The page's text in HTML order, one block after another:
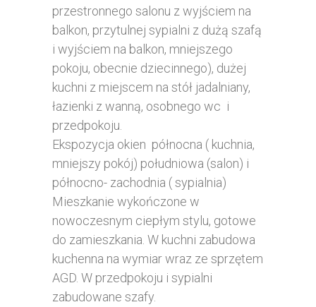
przestronnego salonu z wyjściem na
balkon, przytulnej sypialni z dużą szafą
i wyjściem na balkon, mniejszego
pokoju, obecnie dziecinnego), dużej
kuchni z miejscem na stół jadalniany,
łazienki z wanną, osobnego wc i
przedpokoju.
Ekspozycja okien północna ( kuchnia,
mniejszy pokój) południowa (salon) i
północno- zachodnia ( sypialnia)
Mieszkanie wykończone w
nowoczesnym ciepłym stylu, gotowe
do zamieszkania. W kuchni zabudowa
kuchenna na wymiar wraz ze sprzętem
AGD. W przedpokoju i sypialni
zabudowane szafy.